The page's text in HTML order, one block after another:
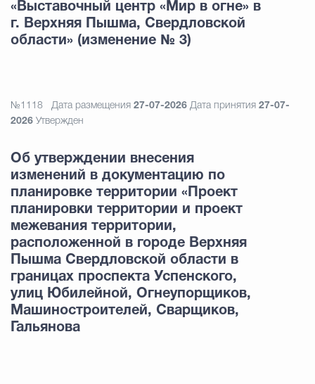
«Выставочный центр «Мир в огне» в
г. Верхняя Пышма, Свердловской
области» (изменение № 3)
№1118 Дата размещения 27-07-2026 Дата принятия 27-07-
2026 Утвержден
Об утверждении внесения
изменений в документацию по
планировке территории «Проект
планировки территории и проект
межевания территории,
расположенной в городе Верхняя
Пышма Свердловской области в
границах проспекта Успенского,
улиц Юбилейной, Огнеупорщиков,
Машиностроителей, Сварщиков,
Гальянова